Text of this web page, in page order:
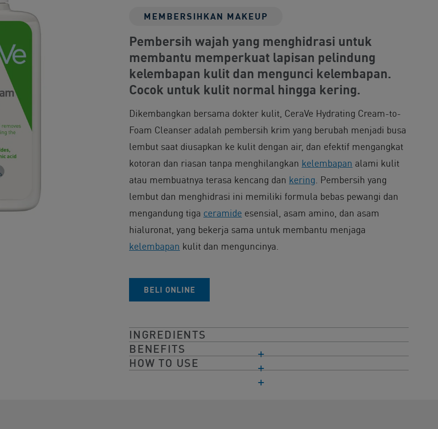
MEMBERSIHKAN MAKEUP
Pembersih wajah yang menghidrasi untuk
membantu memperkuat lapisan pelindung
kelembapan kulit dan mengunci kelembapan.
Cocok untuk kulit normal hingga kering.
Dikembangkan bersama dokter kulit, CeraVe Hydrating Cream-to-
Foam Cleanser adalah pembersih krim yang berubah menjadi busa
lembut saat diusapkan ke kulit dengan air, dan efektif mengangkat
kotoran dan riasan tanpa menghilangkan kelembapan alami kulit
atau membuatnya terasa kencang dan kering. Pembersih yang
lembut dan menghidrasi ini memiliki formula bebas pewangi dan
mengandung tiga ceramide esensial, asam amino, dan asam
hialuronat, yang bekerja sama untuk membantu menjaga
kelembapan kulit dan menguncinya.
BELI ONLINE​
INGREDIENTS
BENEFITS
HOW TO USE